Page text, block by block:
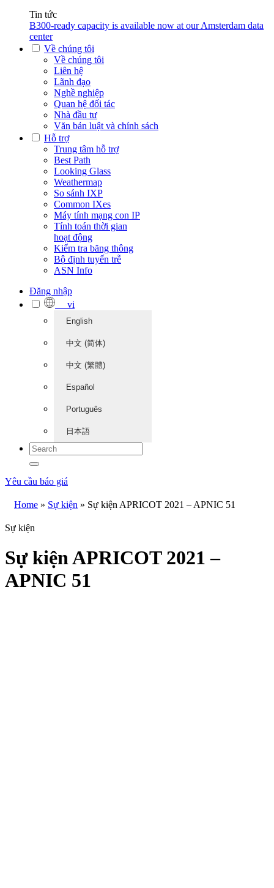
Tin tức
B300-ready capacity is available now at our Amsterdam data
center
Về chúng tôi
Về chúng tôi
Liên hệ
Lãnh đạo
Nghề nghiệp
Quan hệ đối tác
Nhà đầu tư
Văn bản luật và chính sách
Hỗ trợ
Trung tâm hỗ trợ
Best Path
Looking Glass
Weathermap
So sánh IXP
Common IXes
Máy tính mạng con IP
Tính toán thời gian
hoạt động
Kiểm tra băng thông
Bộ định tuyến trễ
ASN Info
Đăng nhập
vi
English
中文 (简体)
中文 (繁體)
Español
Português
日本語
Yêu cầu báo giá
Home » Sự kiện » Sự kiện APRICOT 2021 – APNIC 51
Sự kiện
Sự kiện APRICOT 2021 –
APNIC 51